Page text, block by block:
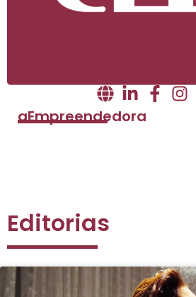
aEmpreendedora
Editorias